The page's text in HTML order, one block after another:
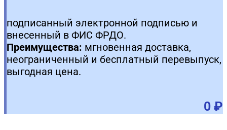
подписанный электронной подписью и
внесенный в ФИС ФРДО.
Преимущества: мгновенная доставка,
неограниченный и бесплатный перевыпуск,
выгодная цена.
0 ₽